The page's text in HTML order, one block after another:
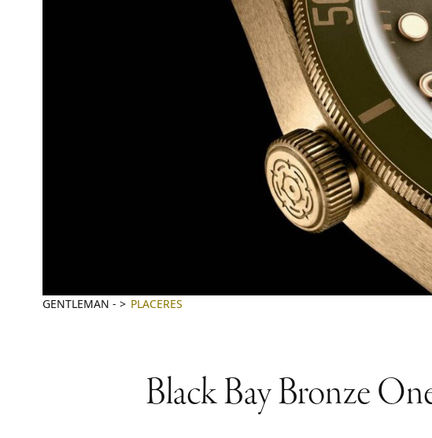
GENTLEMAN - PLACERES
Black Bay Bronze